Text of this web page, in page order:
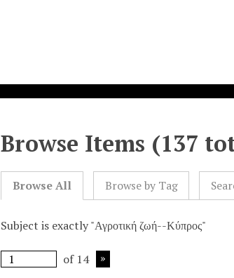
Browse Items (137
Browse All Browse by Tag
Subject is exactly "Αγροτική ζωή--Κύπρος"
of 14